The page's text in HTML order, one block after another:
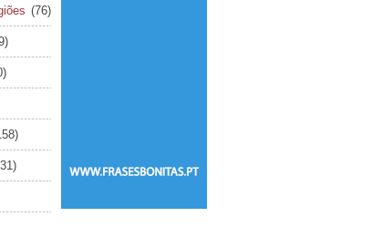
(76)